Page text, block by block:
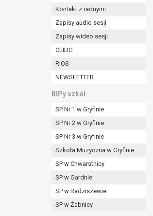
Kontakt z radnymi
Zapisy audio sesji
Zapisy wideo sesji
CEIDG
RIOS
NEWSLETTER
BIPy szkół
SP Nr 1 w Gryfinie
SP Nr 2 w Gryfinie
SP Nr 3 w Gryfinie
Szkoła Muzyczna w Gryfinie
SP w Chwarstnicy
SP w Gardnie
SP w Radziszewie
SP w Żabnicy
odbiorców danych
określonymi przez
umowy, a po tym
danych po zakończeniu i
zawartej między